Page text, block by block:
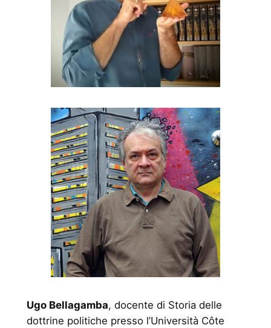
Ugo Bellagamba, docente di Storia delle
dottrine politiche presso l’Università Côte